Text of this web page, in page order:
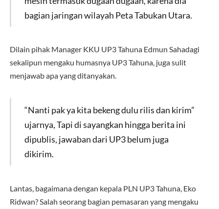
bagian jaringan wilayah Peta Tabukan Utara.
Dilain pihak Manager KKU UP3 Tahuna Edmun Sahadagi
sekalipun mengaku humasnya UP3 Tahuna, juga sulit
menjawab apa yang ditanyakan.
“Nanti pak ya kita bekeng dulu rilis dan kirim”
ujarnya, Tapi di sayangkan hingga berita ini
dipublis, jawaban dari UP3 belum juga
dikirim.
Lantas, bagaimana dengan kepala PLN UP3 Tahuna, Eko
Ridwan? Salah seorang bagian pemasaran yang mengaku